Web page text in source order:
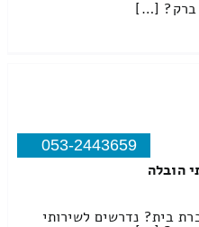
ברק? […]
053-2443659
הובלה
בית? נדרשים לשירותי